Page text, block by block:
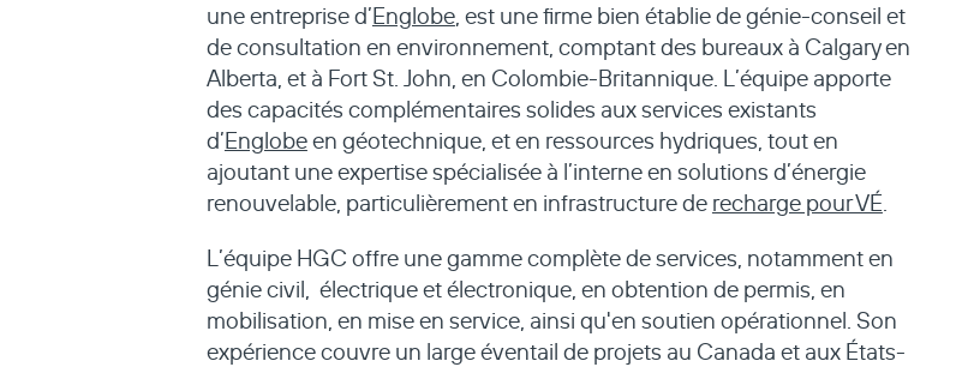
une entreprise d’Englobe, est une firme bien établie de génie-conseil et
de consultation en environnement, comptant des bureaux à Calgary en
Alberta, et à Fort St. John, en Colombie-Britannique. L’équipe apporte
des capacités complémentaires solides aux services existants
d’Englobeen géotechnique, et en ressources hydriques, tout en
ajoutant une expertise spécialisée à l’interne en solutions d’énergie
renouvelable, particulièrement en infrastructure de recharge pour VÉ.
L’équipe HGC offre une gamme complète de services, notamment en
génie civil, électrique et électronique, en obtention de permis, en
mobilisation, en mise en service, ainsi qu'en soutien opérationnel. Son
expérience couvre un large éventail de projets au Canada et aux États-